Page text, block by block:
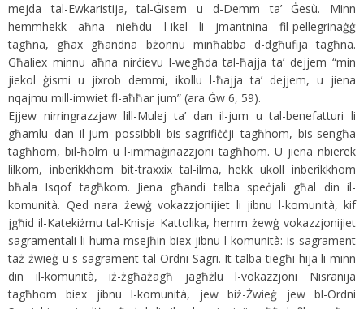
mejda tal-Ewkaristija, tal-Ġisem u d-Demm ta’ Ġesù. Minn
hemmhekk aħna nieħdu l-ikel li jmantnina fil-pellegrinaġġ
tagħna, għax għandna bżonnu minħabba d-dgħufija tagħna.
Għaliex minnu aħna nirċievu l-wegħda tal-ħajja ta’ dejjem “min
jiekol ġismi u jixrob demmi, ikollu l-ħajja ta’ dejjem, u jiena
nqajmu mill-imwiet fl-aħħar jum” (ara Ġw 6, 59).
Ejjew nirringrazzjaw lill-Mulej ta’ dan il-jum u tal-benefatturi li
għamlu dan il-jum possibbli bis-sagrifiċċji tagħhom, bis-sengħa
tagħhom, bil-ħolm u l-immaġinazzjoni tagħhom. U jiena nbierek
lilkom, inberikkhom bit-traxxix tal-ilma, hekk ukoll inberikkhom
bħala Isqof tagħkom. Jiena għandi talba speċjali għal din il-
komunità. Qed nara żewġ vokazzjonijiet li jibnu l-komunità, kif
jgħid il-Katekiżmu tal-Knisja Kattolika, hemm żewġ vokazzjonijiet
sagramentali li huma msejħin biex jibnu l-komunità: is-sagrament
taż-żwieġ u s-sagrament tal-Ordni Sagri. It-talba tiegħi hija li minn
din il-komunità, iż-żgħażagħ jagħżlu l-vokazzjoni Nisranija
tagħhom biex jibnu l-komunità, jew biż-Żwieġ jew bl-Ordni